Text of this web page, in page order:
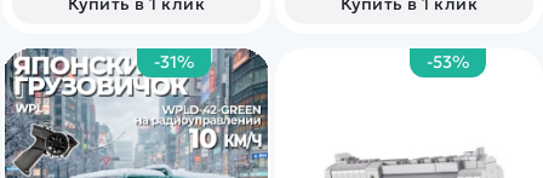
-31% -53%